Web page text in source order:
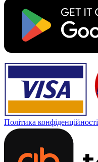
Політика конфіденційності